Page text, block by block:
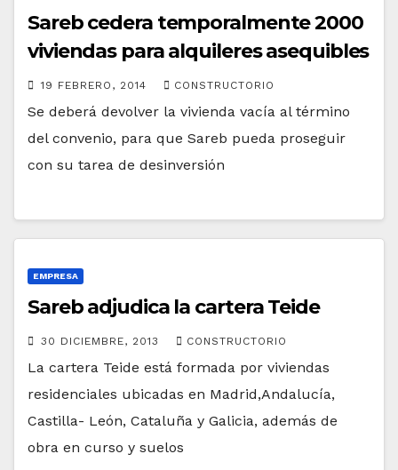
Sareb cedera temporalmente 2000
viviendas para alquileres asequibles
19 FEBRERO, 2014 CONSTRUCTORIO
Se deberá devolver la vivienda vacía al término
del convenio, para que Sareb pueda proseguir
con su tarea de desinversión
EMPRESA
Sareb adjudica la cartera Teide
30 DICIEMBRE, 2013 CONSTRUCTORIO
La cartera Teide está formada por viviendas
residenciales ubicadas en Madrid,Andalucía,
Castilla- León, Cataluña y Galicia, además de
obra en curso y suelos